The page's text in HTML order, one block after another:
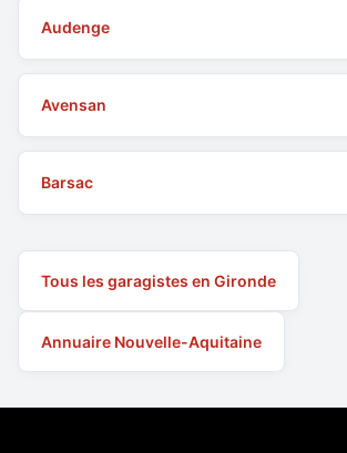
Audenge
Avensan
Barsac
Tous les garagistes en Gironde
Annuaire Nouvelle-Aquitaine